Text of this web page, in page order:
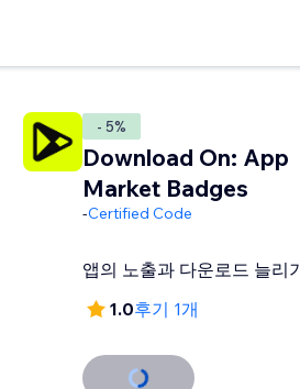
- 5%
Download On: App
Market Badges
-Certified Code
앱의 노출과 다운로드 늘리
1.0후기 1개